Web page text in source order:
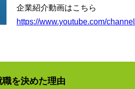
企業紹介動画はこちら
https://www.youtube.com/
職を決めた理由